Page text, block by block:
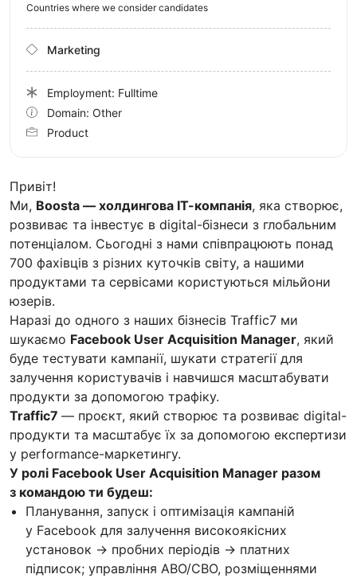
Привіт!
Ми, Boosta — холдингова ІТ-компанія, яка створює,
розвиває та інвестує в digital-бізнеси з глобальним
потенціалом. Сьогодні з нами співпрацюють понад
700 фахівців з різних куточків світу, а нашими
продуктами та сервісами користуються мільйони
юзерів.
Наразі до одного з наших бізнесів Traffic7 ми
шукаємо Facebook User Acquisition Manager, який
буде тестувати кампанії, шукати стратегії для
залучення користувачів і навчишся масштабувати
продукти за допомогою трафіку.
Traffic7 — проєкт, який створює та розвиває digital-
продукти та масштабує їх за допомогою експертизи
у performance-маркетингу.
У ролі Facebook User Acquisition Manager разом
з командою ти будеш:
Планування, запуск і оптимізація кампаній
у Facebook для залучення високоякісних
установок → пробних періодів → платних
підписок; управління ABO/CBO, розміщеннями
Countries where we consider candidates
Marketing
Employment: Fulltime
Domain: Other
Product